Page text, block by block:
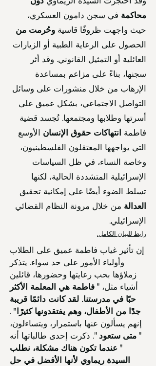
محاكمة في سجن دامون العسكري،
حيث واجهت ظروفًا قاسية وحُرمت من
الحصول على الرعاية الطبية أو الزيارات
العائلية أو التمثيل القانوني. وقد أثر
سجنها، بناءً على مزاعم بمساعدة
الإرهاب من خلال منشورات على وسائل
التواصل الاجتماعي، بشكل عميق على
أسرتها وطلابها ومجتمعها. تُجسد قضية
فاطمة انتهاكات حقوق الإنسان الأوسع
التي يواجهها المعتقلون الفلسطينيون،
وخاصة النساء، في ظل السياسات
الإسرائيلية المتشددة الحالية، لكنها
تسلط الضوء أيضًا على إمكانية تحقيق
العدالة من خلال مرونة النظام القضائي
الإسرائيلي.
رابط للبيان الكامل.
إن تأثير غياب فاطمة عميق على الطلاب
وأولياء الأمور على حد سواء. يتذكر
زملاؤها بحب رعايتها وحضورها، قائلين
أشياء مثل، " فاطمة هي المعلمة الأكثر
حبًا في مدرستنا. لقد كانت دائمًا قريبة
جدًا من الأطفال، وهم يفتقدونها كثيرًا" .
إنهم يسألون عنها باستمرار، ويتساءلون،
" متى ستعود ". ذكرت إحدى طالباتها أنه
" عندما تكون هناك مشكلة، نطلب
السيدة ريماوي لأنها الأفضل في حل